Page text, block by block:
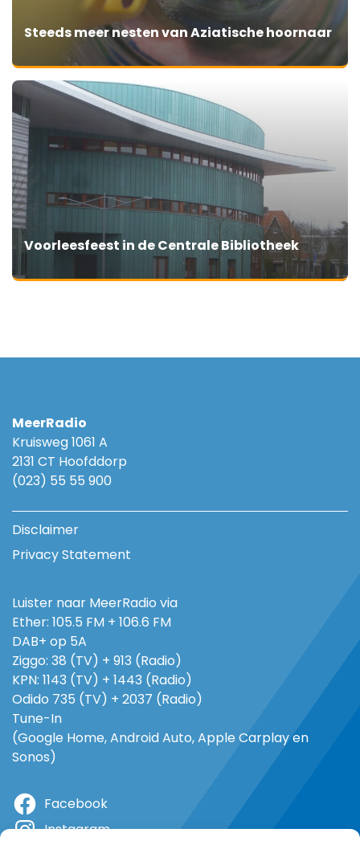
Steeds meer nesten van Aziatische hoornaar
Voorleesfeest in de Centrale Bibliotheek
MeerRadio
Kruisweg 1061 A
2131 CT Hoofddorp
(023) 55 55 900
Disclaimer
Privacy Statement
Luister naar MeerRadio via
Ether: 105.5 FM + 106.6 FM
DAB+ op 5A
Ziggo: 38 (TV) + 913 (Radio)
KPN: 1143 (TV) + 1443 (Radio)
Odido 735 (TV) + 2037 (Radio)
Tune-In
(Google Home, Android Auto, Apple Carplay en
Sonos)
Facebook
Instagram